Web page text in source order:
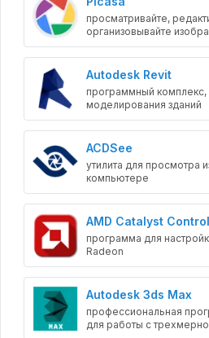
просматривайте,
организовывайте
Autodesk Revit
программный
моделирования зданий
ACDSee
утилита для просмотра
компьютере
AMD Catalyst
программа для
Radeon
Autodesk 3ds Max
профессиональная
для работы с